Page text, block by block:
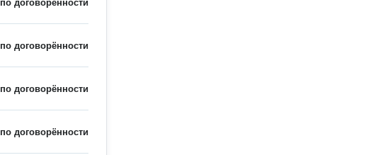
по договорённости
по договорённости
по договорённости
по договорённости